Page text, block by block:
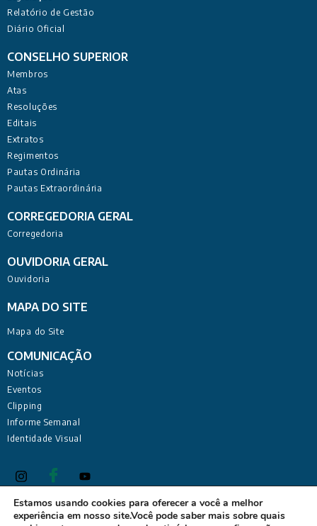
Relatório de Gestão
Diário Oficial
CONSELHO SUPERIOR
Membros
Atas
Resoluções
Editais
Extratos
Regimentos
Pautas Ordinária
Pautas Extraordinária
CORREGEDORIA GERAL
Corregedoria
OUVIDORIA GERAL
Ouvidoria
MAPA DO SITE
Mapa do Site
COMUNICAÇÃO
Notícias
Eventos
Clipping
Informe Semanal
Identidade Visual
Defensoria Pública do Estado da Paraíba Sede Administrativa:
Estamos usando cookies para oferecer a você a melhor
experiência em nosso site.Você pode saber mais sobre quais